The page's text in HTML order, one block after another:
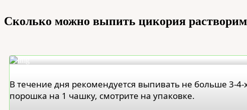
Сколько можно выпить цикория
В течение дня рекомендуется выпивать не больше 3-
порошка на 1 чашку, смотрите на упаковке.